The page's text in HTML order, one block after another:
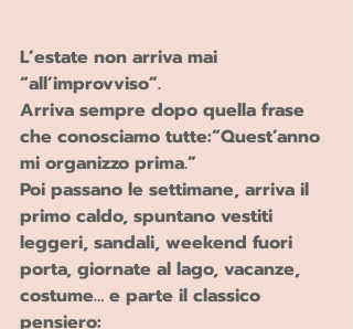
L’estate non arriva mai
“all’improvviso”.
Arriva sempre dopo quella frase
che conosciamo tutte:“Quest’anno
mi organizzo prima.”
Poi passano le settimane, arriva il
primo caldo, spuntano vestiti
leggeri, sandali, weekend fuori
porta, giornate al lago, vacanze,
costume… e parte il classico
pensiero: